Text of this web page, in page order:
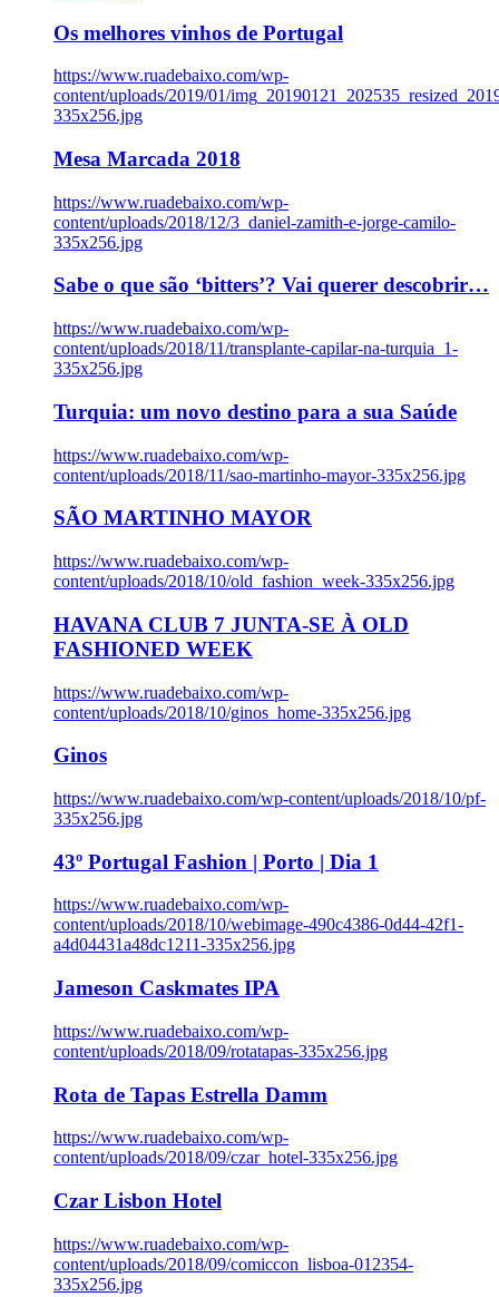
Os melhores vinhos de Portugal
https://www.ruadebaixo.com/wp-
content/uploads/2019/01/
335x256.jpg
Mesa Marcada 2018
https://www.ruadebaixo.com/wp-
content/uploads/2018/12/3_daniel-zamith-e-jorge-camilo-
335x256.jpg
Sabe o que são ‘bitters’? Vai querer descobrir…
https://www.ruadebaixo.com/wp-
content/uploads/2018/11/transplante-capilar-na-turquia_1-
335x256.jpg
Turquia: um novo destino para a sua Saúde
https://www.ruadebaixo.com/wp-
content/uploads/2018/11/sao-martinho-mayor-335x256.jpg
SÃO MARTINHO MAYOR
https://www.ruadebaixo.com/wp-
content/uploads/2018/10/old_fashion_week-335x256.jpg
HAVANA CLUB 7 JUNTA-SE À OLD
FASHIONED WEEK
https://www.ruadebaixo.com/wp-
content/uploads/2018/10/ginos_home-335x256.jpg
Ginos
https://www.ruadebaixo.com/wp-content/uploads/2018/10/pf-
335x256.jpg
43º Portugal Fashion | Porto | Dia 1
https://www.ruadebaixo.com/wp-
content/uploads/2018/10/webimage-490c4386-0d44-42f1-
a4d04431a48dc1211-335x256.jpg
Jameson Caskmates IPA
https://www.ruadebaixo.com/wp-
content/uploads/2018/09/rotatapas-335x256.jpg
Rota de Tapas Estrella Damm
https://www.ruadebaixo.com/wp-
content/uploads/2018/09/czar_hotel-335x256.jpg
Czar Lisbon Hotel
https://www.ruadebaixo.com/wp-
content/uploads/2018/09/comiccon_lisboa-012354-
335x256.jpg